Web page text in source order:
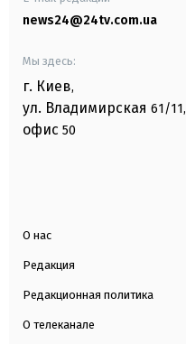
news24@24tv.com.ua
Мы здесь:
г. Киев,
ул. Владимирская 61/11,
офис 50
О нас
Редакция
Редакционная политика
О телеканале